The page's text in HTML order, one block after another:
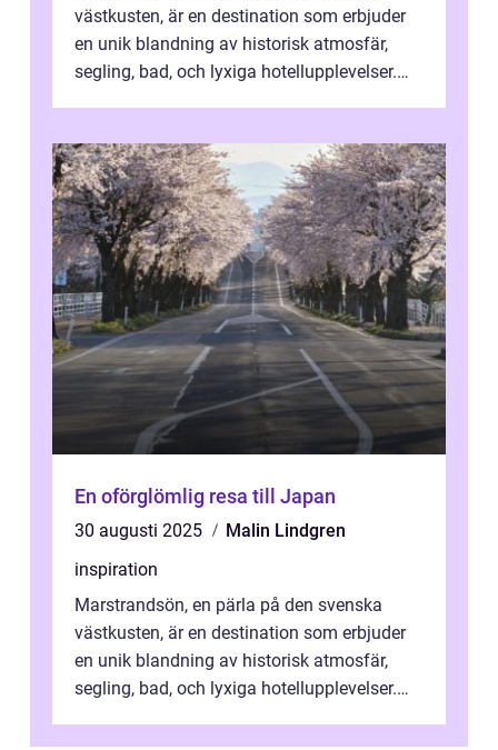
västkusten, är en destination som erbjuder
en unik blandning av historisk atmosfär,
segling, bad, och lyxiga hotellupplevelser.
En oförglömlig resa till Japan
30 augusti 2025
Malin Lindgren
inspiration
Marstrandsön, en pärla på den svenska
västkusten, är en destination som erbjuder
en unik blandning av historisk atmosfär,
segling, bad, och lyxiga hotellupplevelser.